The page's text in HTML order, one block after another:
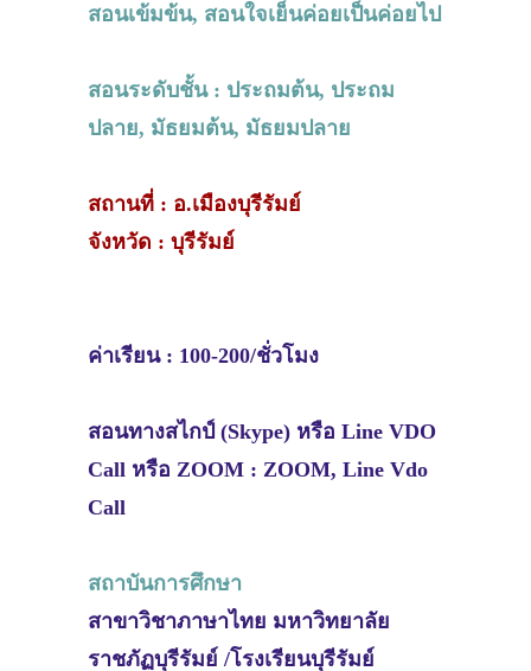
สอนเข้มข้น, สอนใจเย็นค่อยเป็นค่อยไป
สอนระดับชั้น : ประถมต้น, ประถม
ปลาย, มัธยมต้น, มัธยมปลาย
สถานที่ : อ.เมืองบุรีรัมย์
จังหวัด : บุรีรัมย์
ค่าเรียน : 100-200/ชั่วโมง
สอนทางสไกป์ (Skype) หรือ Line VDO
Call หรือ ZOOM : ZOOM, Line Vdo
Call
สถาบันการศึกษา
สาขาวิชาภาษาไทย มหาวิทยาลัย
ราชภัฏบุรีรัมย์ /โรงเรียนบุรีรัมย์